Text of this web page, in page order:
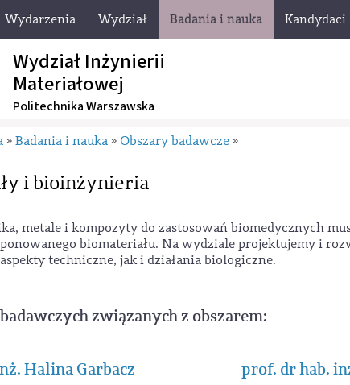
Wydarzenia Wydział Badania i nauka Kandydaci
Wydział Inżynierii
Materiałowej
Politechnika Warszawska
» Badania i nauka » Obszary badawcze »
i bioinżynieria
metale i kompozyty do zastosowań biomedycznych
biomateriału. Na wydziale projektujemy i
techniczne, jak i działania biologiczne.
związanych z obszarem:
Halina Garbacz prof. dr hab.